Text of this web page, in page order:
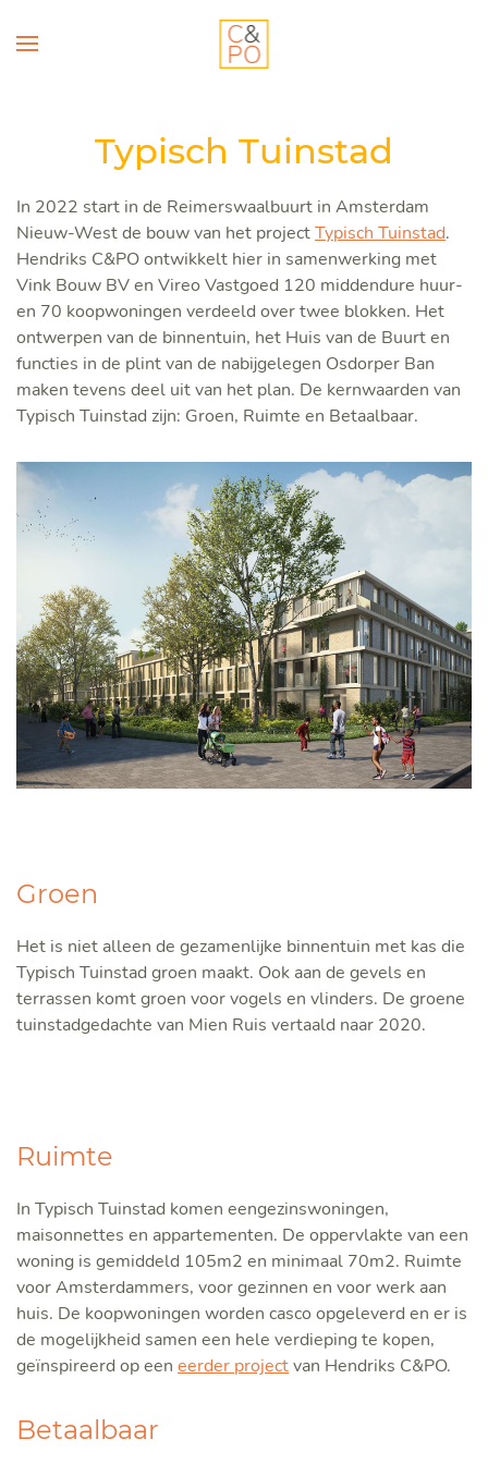
Typisch Tuinstad
In 2022 start in de Reimerswaalbuurt in Amsterdam
Nieuw-West de bouw van het projectTypisch Tuinstad.
Hendriks C&PO ontwikkelt hier in samenwerking met
Vink Bouw BV en Vireo Vastgoed 120 middendure huur-
en 70 koopwoningen verdeeld over twee blokken. Het
ontwerpen van de binnentuin, het Huis van de Buurt en
functies in de plint van de nabijgelegen Osdorper Ban
maken tevens deel uit van het plan. De kernwaarden van
Typisch Tuinstad zijn: Groen, Ruimte en Betaalbaar.
Groen
Het is niet alleen de gezamenlijke binnentuin met kas die
Typisch Tuinstad groen maakt. Ook aan de gevels en
terrassen komt groen voor vogels en vlinders. De groene
tuinstadgedachte van Mien Ruis vertaald naar 2020.
Ruimte
In Typisch Tuinstad komen eengezinswoningen,
maisonnettes en appartementen. De oppervlakte van een
woning is gemiddeld 105m2 en minimaal 70m2. Ruimte
voor Amsterdammers, voor gezinnen en voor werk aan
huis. De koopwoningen worden casco opgeleverd en er is
de mogelijkheid samen een hele verdieping te kopen,
geïnspireerd op een eerder projectvan Hendriks C&PO.
Betaalbaar